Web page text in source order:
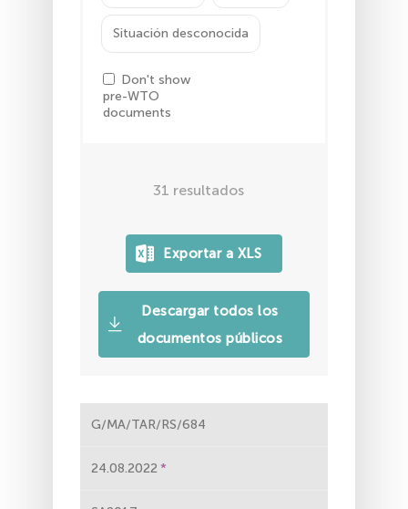
Situación desconocida
Don't show
pre-WTO
documents
31 resultados
Descargar todos los
documentos públicos
G/MA/TAR/RS/684
24.08.2022